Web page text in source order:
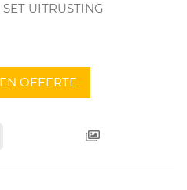
SET UITRUSTING
OFFERTE